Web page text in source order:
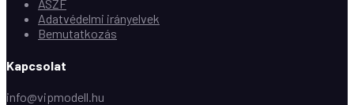
ÁSZF
Adatvédelmi irányelvek
Bemutatkozás
Kapcsolat
info@vipmodell.hu